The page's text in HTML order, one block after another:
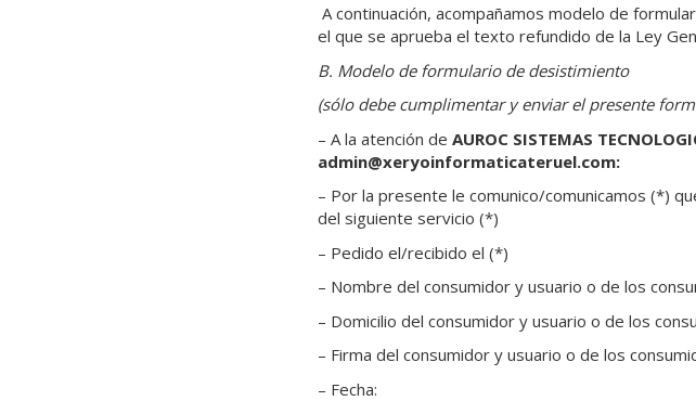
A continuación, acompañamos modelo de
el que se aprueba el texto refundido de la Ley
B. Modelo de formulario de desistimiento
(sólo debe cumplimentar y enviar el presente
– A la atención de AUROC SISTEMAS
admin@xeryoinformaticateruel.com:
– Por la presente le comunico/comunicamos (*)
del siguiente servicio (*)
– Pedido el/recibido el (*)
– Nombre del consumidor y usuario o de los
– Domicilio del consumidor y usuario o de los
– Firma del consumidor y usuario o de los
– Fecha: